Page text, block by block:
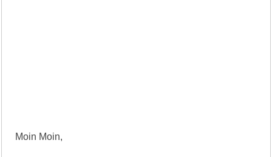
Moin Moin,